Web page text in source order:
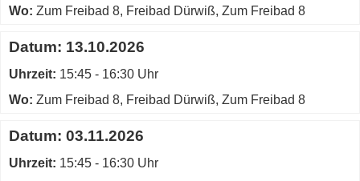
Wo: Zum Freibad 8, Freibad Dürwiß, Zum Freibad 8
Datum: 13.10.2026
Uhrzeit: 15:45 - 16:30 Uhr
Wo: Zum Freibad 8, Freibad Dürwiß, Zum Freibad 8
Datum: 03.11.2026
Uhrzeit: 15:45 - 16:30 Uhr